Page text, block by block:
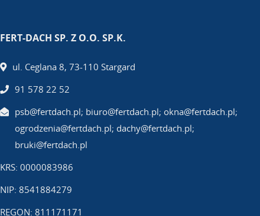
FERT-DACH SP. Z O.O. SP.K.
ul. Ceglana 8, 73-110 Stargard
91 578 22 52
psb@fertdach.pl; biuro@fertdach.pl; okna@fertdach.pl;
ogrodzenia@fertdach.pl; dachy@fertdach.pl;
bruki@fertdach.pl
KRS: 0000083986
NIP: 8541884279
REGON: 811171171